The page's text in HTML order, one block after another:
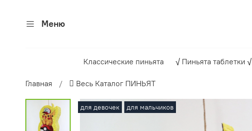
Меню
Классические пиньята √ Пиньята таблетки √
Главная  Весь Каталог ПИНЬЯТ
для девочек для мальчиков